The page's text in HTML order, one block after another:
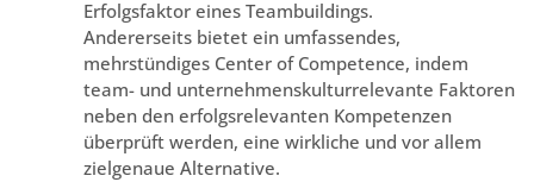
Erfolgsfaktor eines Teambuildings.
Andererseits bietet ein umfassendes,
mehrstündiges Center of Competence, indem
team- und unternehmenskulturrelevante Faktoren
neben den erfolgsrelevanten Kompetenzen
überprüft werden, eine wirkliche und vor allem
zielgenaue Alternative.